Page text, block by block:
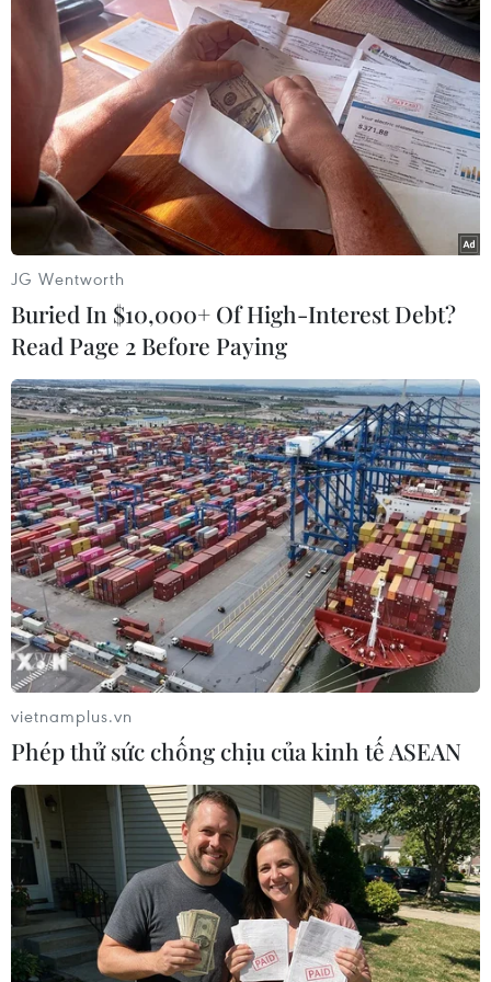
25/06/2019 02:51
Gần 900.000 thí sinh đã chính thức bước vào môn thi
đầu tiên của Kỳ thi trung học phổ thông quốc gia 2019,
môn Ngữ văn. Đề thi gồm 2 phần với 6 câu.
Thí sinh thở phào vì kiến thức đề Ngữ văn
chủ yếu ở lớp 12
25/06/2019 03:19
Đánh giá đề Ngữ Văn năm nay tương đối dễ hiểu, vừa
sức, các thí sinh cũng tỏ ra khá hào hứng vì có tới 95%
kiến thức rơi vào chương trình lớp 12.
JG Wentworth
Buried In $10,000+ Of High-Interest Debt?
Read Page 2 Before Paying
vietnamplus.vn
Phép thử sức chống chịu của kinh tế ASEAN